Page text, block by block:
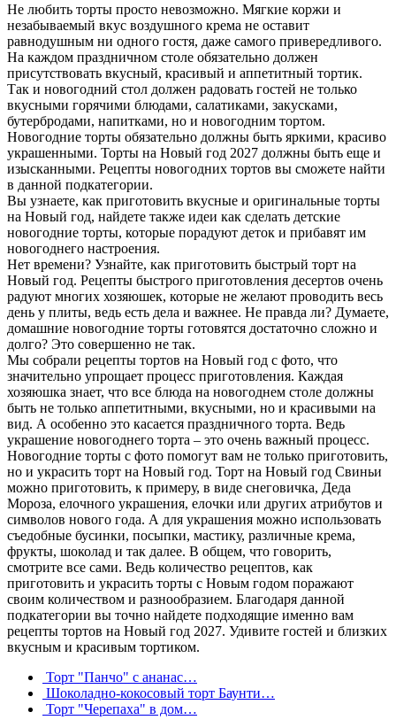
Не любить торты просто невозможно. Мягкие коржи и
незабываемый вкус воздушного крема не оставит
равнодушным ни одного гостя, даже самого привередливого.
На каждом праздничном столе обязательно должен
присутствовать вкусный, красивый и аппетитный тортик.
Так и новогодний стол должен радовать гостей не только
вкусными горячими блюдами, салатиками, закусками,
бутербродами, напитками, но и новогодним тортом.
Новогодние торты обязательно должны быть яркими, красиво
украшенными. Торты на Новый год 2027 должны быть еще и
изысканными. Рецепты новогодних тортов вы сможете найти
в данной подкатегории.
Вы узнаете, как приготовить вкусные и оригинальные торты
на Новый год, найдете также идеи как сделать детские
новогодние торты, которые порадуют деток и прибавят им
новогоднего настроения.
Нет времени? Узнайте, как приготовить быстрый торт на
Новый год. Рецепты быстрого приготовления десертов очень
радуют многих хозяюшек, которые не желают проводить весь
день у плиты, ведь есть дела и важнее. Не правда ли? Думаете,
домашние новогодние торты готовятся достаточно сложно и
долго? Это совершенно не так.
Мы собрали рецепты тортов на Новый год с фото, что
значительно упрощает процесс приготовления. Каждая
хозяюшка знает, что все блюда на новогоднем столе должны
быть не только аппетитными, вкусными, но и красивыми на
вид. А особенно это касается праздничного торта. Ведь
украшение новогоднего торта – это очень важный процесс.
Новогодние торты с фото помогут вам не только приготовить,
но и украсить торт на Новый год. Торт на Новый год Свиньи
можно приготовить, к примеру, в виде снеговичка, Деда
Мороза, елочного украшения, елочки или других атрибутов и
символов нового года. А для украшения можно использовать
съедобные бусинки, посыпки, мастику, различные крема,
фрукты, шоколад и так далее. В общем, что говорить,
смотрите все сами. Ведь количество рецептов, как
приготовить и украсить торты с Новым годом поражают
своим количеством и разнообразием. Благодаря данной
подкатегории вы точно найдете подходящие именно вам
рецепты тортов на Новый год 2027. Удивите гостей и близких
вкусным и красивым тортиком.
Торт "Панчо" с ананас…
Шоколадно-кокосовый торт Баунти…
Торт "Черепаха" в дом…